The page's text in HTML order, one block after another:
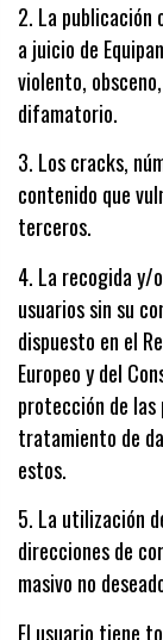
2. La publicación
a juicio de
violento,
difamatorio.
3. Los cracks,
contenido que
terceros.
4. La recogida y/
usuarios sin su
dispuesto en el
Europeo y del
protección de
tratamiento de
estos.
5. La utilización
direcciones de
masivo no
El usuario tiene